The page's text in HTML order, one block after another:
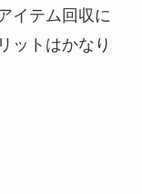
イテム回収に
ットはかなり